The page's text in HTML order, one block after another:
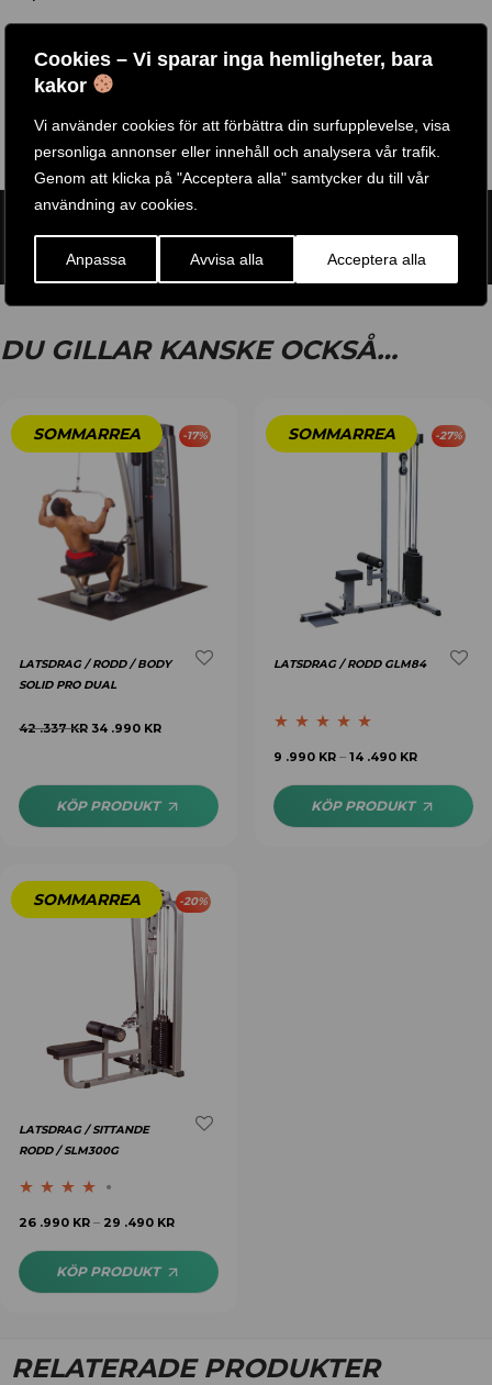
Cookies – Vi sparar inga hemligheter, bara
kakor
Vi använder cookies för att förbättra din surfupplevelse, visa
personliga annonser eller innehåll och analysera vår trafik.
Genom att klicka på "Acceptera alla" samtycker du till vår
användning av cookies.
Anpassa Avvisa alla Acceptera alla
bänkpress, benpress, lårcurl, benspark, knäböjsmaskin)
ETIKETT:
BODY SOLID
DU GILLAR KANSKE OCKSÅ…
-17%
LATSDRAG / RODD / BODY
SOLID PRO DUAL
42 .337KR 34 .990 KR
KÖP PRODUKT
-27%
LATSDRAG / RODD GLM84
Betygsatt 5.00
9 .990 KR – 14 .490 KR
KÖP PRODUKT
-20%
LATSDRAG / SITTANDE
RODD / SLM300G
Betygsatt
26 .990 KR – 29 .490 KR
KÖP PRODUKT
RELATERADE PRODUKTER